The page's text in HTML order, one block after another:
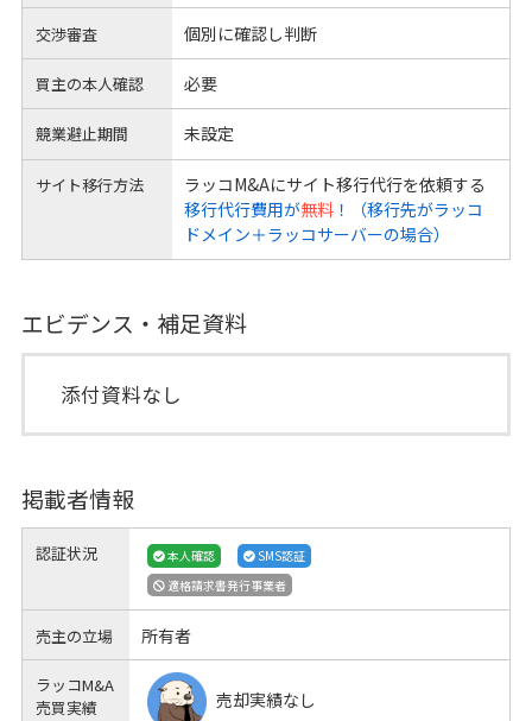
交渉審査 個別に確認し判断
買主の本人確認 必要
競業避止期間 未設定
サイト移行方法
ラッコM&Aにサイト移行代行を依頼する
移行代行費用が無料！（移行先がラッコ
ドメイン＋ラッコサーバーの場合）
エビデンス・補足資料
添付資料なし
掲載者情報
認証状況 本人確認
SMS認証
適格請求書発行事業者
売主の立場 所有者
ラッコM&A
売買実績
売却実績なし